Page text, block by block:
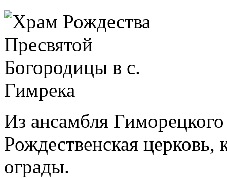
Из ансамбля
Рождественская церковь,
ограды.